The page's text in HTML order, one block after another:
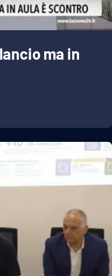
ma in